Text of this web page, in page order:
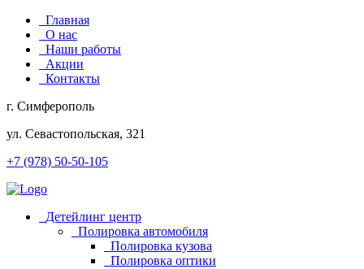
Главная
О нас
Наши работы
Акции
Контакты
г. Симферополь
ул. Севастопольская, 321
+7 (978) 50-50-105
Детейлинг центр
Полировка автомобиля
Полировка кузова
Полировка оптики